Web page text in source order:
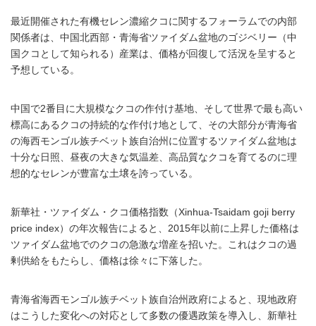
最近開催された有機セレン濃縮クコに関するフォーラムでの内部
関係者は、中国北西部・青海省ツァイダム盆地のゴジベリー（中
国クコとして知られる）産業は、価格が回復して活況を呈すると
予想している。
中国で2番目に大規模なクコの作付け基地、そして世界で最も高い
標高にあるクコの持続的な作付け地として、その大部分が青海省
の海西モンゴル族チベット族自治州に位置するツァイダム盆地は
十分な日照、昼夜の大きな気温差、高品質なクコを育てるのに理
想的なセレンが豊富な土壌を誇っている。
新華社・ツァイダム・クコ価格指数（Xinhua-Tsaidam goji berry
price index）の年次報告によると、2015年以前に上昇した価格は
ツァイダム盆地でのクコの急激な増産を招いた。これはクコの過
剰供給をもたらし、価格は徐々に下落した。
青海省海西モンゴル族チベット族自治州政府によると、現地政府
はこうした変化への対応として多数の優遇政策を導入し、新華社